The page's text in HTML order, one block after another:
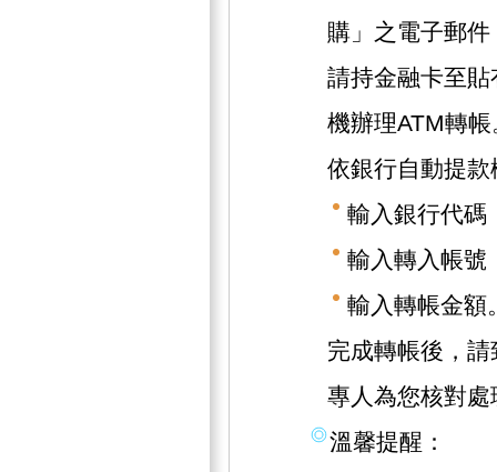
購」之電子郵
請持金融卡至
機辦理ATM轉帳
依銀行自動提
輸入銀行代碼
輸入轉入帳號
輸入轉帳金額
完成轉帳後，
專人為您核對
溫馨提醒：